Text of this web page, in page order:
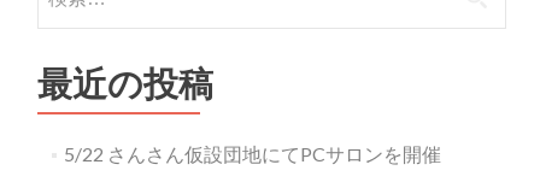
最近の投稿
5/22 さんさん仮設団地にてPCサロンを開催